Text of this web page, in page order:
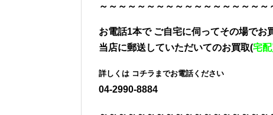
～～～～～～～～～～～～～～～～～～
お電話1本で ご自宅に伺ってその場でお
当店に郵送していただいてのお買取(宅
詳しくは コチラまでお電話ください
04-2990-8884